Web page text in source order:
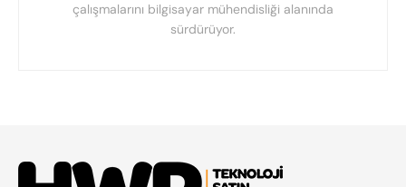
çalışmalarını bilgisayar mühendisliği alanında
sürdürüyor.